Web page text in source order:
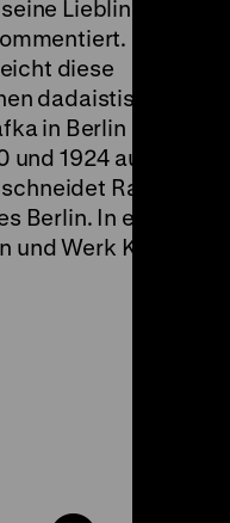
Lieblingsmusik
Denn:
diese
dadaistischem Ulk
in Berlin (1975) ein
1924
Ramsbott
Berlin. In einem
Werk Kafkas ein.